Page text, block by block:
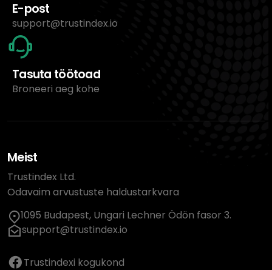
E-post
support@trustindex.io
Tasuta töötoad
Broneeri aeg kohe
Meist
Trustindex Ltd.
Odavaim arvustuste haldustarkvara
1095 Budapest, Ungari Lechner Ödön fasor 3.
support@trustindex.io
Trustindexi kogukond